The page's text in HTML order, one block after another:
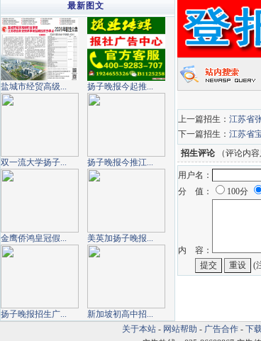
上一篇招生： 江苏省
下一篇招生： 江苏省
招生评论 （评论内
用户名：
分 值：
100分
内 容：
(
最新图文
盐城市经贸高级... 扬子晚报今起推...
双一流大学扬子... 扬子晚报今推江...
金鹰侨鸿皇冠假... 美英加扬子晚报...
扬子晚报招生广...
新加坡初高中招...
关于本站 - 网站帮助 - 广告合作 - 下